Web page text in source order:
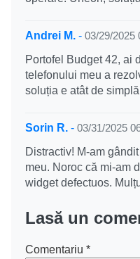
Andrei M. - 03/29/2025
Portofel Budget 42, ai
telefonului meu a
soluția e atât de simplă
Sorin R. - 03/31/2025
Distractiv! M-am
meu. Noroc că mi-am
widget defectuos.
Lasă un
Comentariu *